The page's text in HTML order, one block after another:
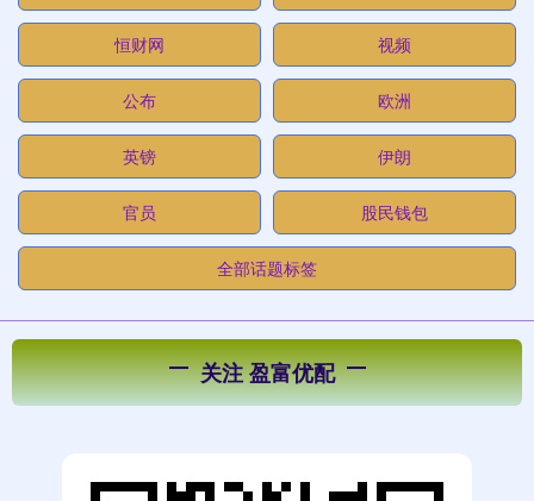
恒财网 视频
公布 欧洲
英镑 伊朗
官员 股民钱包
全部话题标签
关注 盈富优配